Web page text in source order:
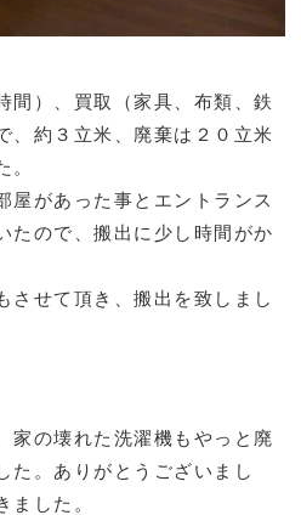
間）、買取（家具、布類、鉄
、約３立米、廃棄は２０立米
。
屋があった事とエントランス
たので、搬出に少し時間がか
させて頂き、搬出を致しまし
家の壊れた洗濯機もやっと廃
た。ありがとうございまし
ました。